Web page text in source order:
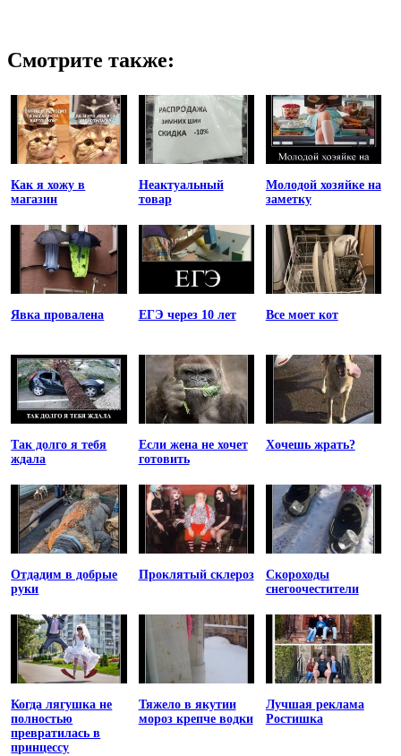
Смотрите также:
Как я хожу в
магазин
Неактуальный
товар
Молодой хозяйке на
заметку
Явка провалена ЕГЭ через 10 лет Все моет кот
Так долго я тебя
ждала
Если жена не хочет
готовить
Хочешь жрать?
Отдадим в добрые
руки
Проклятый склероз
Скороходы
снегоочестители
Когда лягушка не
полностью
превратилась в
принцессу
Тяжело в якутии
мороз крепче водки
Лучшая реклама
Ростишка